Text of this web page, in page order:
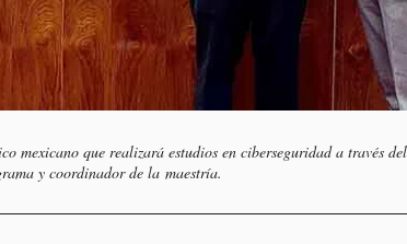
mexicano que realizará estudios en ciberseguridad a través
y coordinador de la maestría.